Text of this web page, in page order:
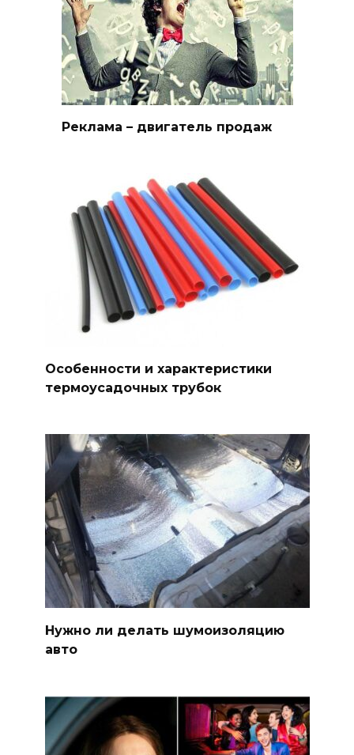
Реклама – двигатель продаж
Особенности и характеристики
термоусадочных трубок
Нужно ли делать шумоизоляцию
авто